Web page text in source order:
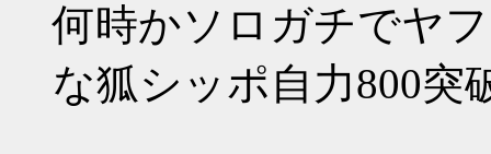
何時かソロガチでヤ
な狐シッポ自力800突